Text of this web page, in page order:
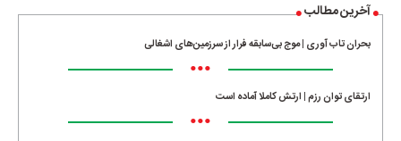
آخرین مطالب
بحران تاب آوری | موج بی‌سابقه فرار از سرزمین‌های اشغالی
•••
ارتقای توان رزم | ارتش کاملا آماده است
•••